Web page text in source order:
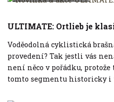
ULTIMATE: Ortlieb je
Voděodolná cyklistická
provedení? Tak jestli vás
není něco v pořádku,
tomto segmentu historicky i